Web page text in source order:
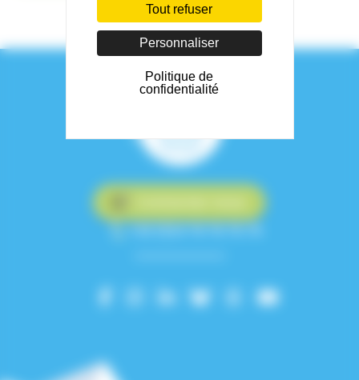
+33 (0)4 76 76 75 75
Tout refuser
Personnaliser
Politique de
confidentialité